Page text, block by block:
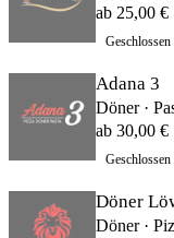
ab 25,00 €
Geschlossen
Adana 3
Döner ·
ab 30,00 €
Geschlossen
Döner
Döner ·